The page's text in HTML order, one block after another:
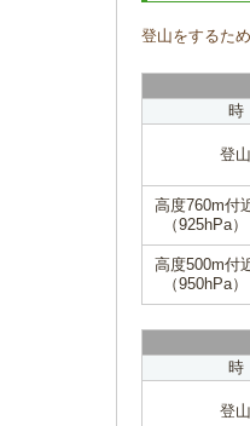
登山をするた
登
高度760m付
（925hPa）
高度500m付
（950hPa）
登